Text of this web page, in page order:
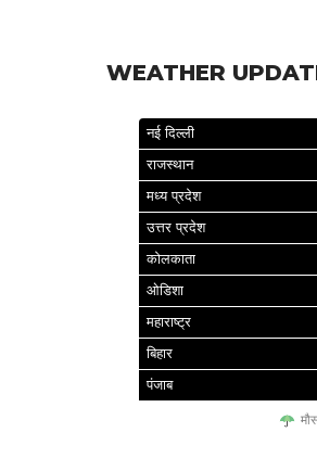
WEATHER
नई दिल्ली
राजस्थान
मध्य प्रदेश
उत्तर प्रदेश
कोलकाता
ओडिशा
महाराष्ट्र
बिहार
पंजाब